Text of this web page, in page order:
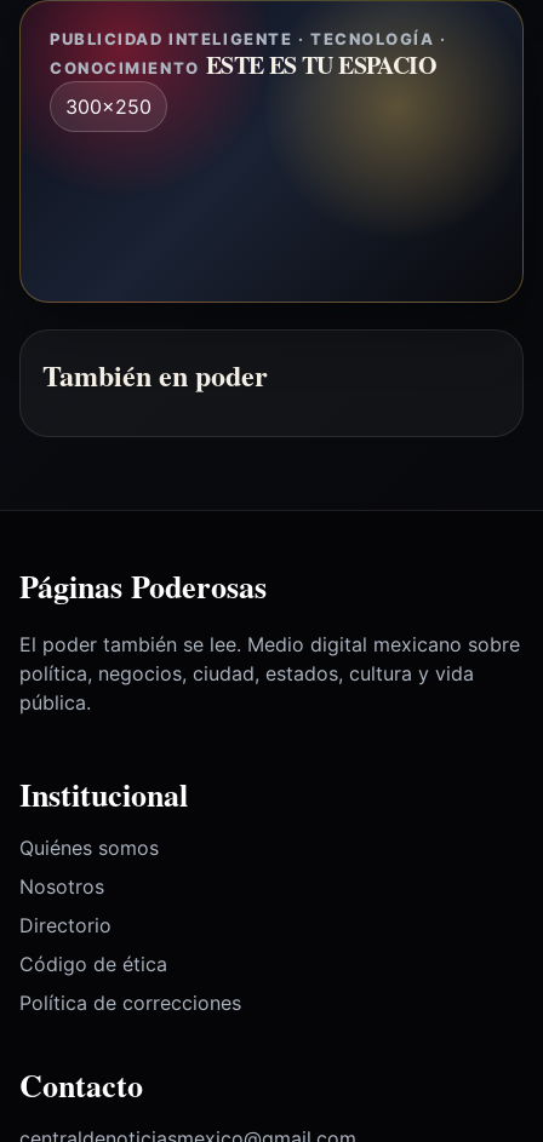
PUBLICIDAD INTELIGENTE · TECNOLOGÍA ·
CONOCIMIENTO ESTE ES TU ESPACIO
300x250
También en poder
Páginas Poderosas
El poder también se lee. Medio digital mexicano sobre
política, negocios, ciudad, estados, cultura y vida
pública.
Institucional
Quiénes somos
Nosotros
Directorio
Código de ética
Política de correcciones
Contacto